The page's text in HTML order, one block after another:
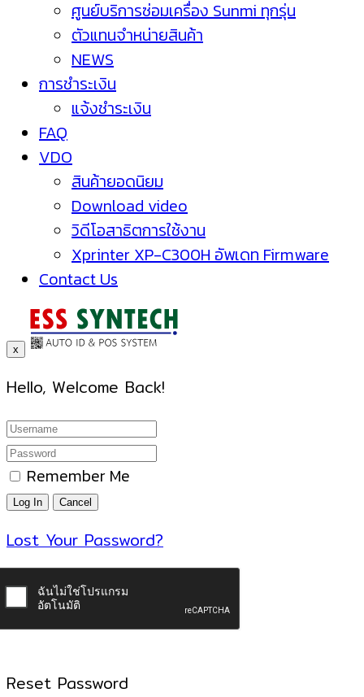
ศูนย์บริการซ่อมเครื่อง Sunmi ทุกรุ่น
ตัวแทนจำหน่ายสินค้า
NEWS
การชำระเงิน
แจ้งชำระเงิน
FAQ
VDO
สินค้ายอดนิยม
Download video
วิดีโอสาธิตการใช้งาน
Xprinter XP-C300H อัพเดท Firmware
Contact Us
x
Hello, Welcome Back!
Remember Me
Lost Your Password?
Reset Password